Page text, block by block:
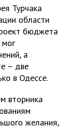
Турчака
области
бюджета
а
– две
в Одессе.
вторника
желания,